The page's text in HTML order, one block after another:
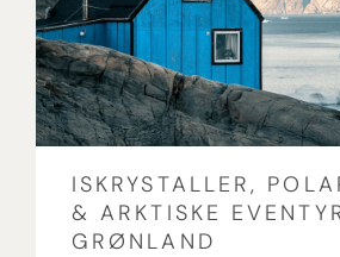
ISKRYSTALLER,
& ARKTISKE
GRØNLAND